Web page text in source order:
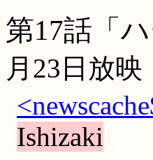
第17話「
月23日放映
Ishizaki